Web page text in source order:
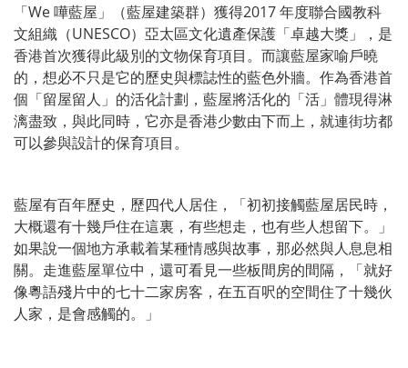
「We 嘩藍屋」（藍屋建築群）獲得2017 年度聯合國教科
文組織（UNESCO）亞太區文化遺產保護「卓越大獎」，是
香港首次獲得此級別的文物保育項目。而讓藍屋家喻戶曉
的，想必不只是它的歷史與標誌性的藍色外牆。作為香港首
個「留屋留人」的活化計劃，藍屋將活化的「活」體現得淋
漓盡致，與此同時，它亦是香港少數由下而上，就連街坊都
可以參與設計的保育項目。
藍屋有百年歷史，歷四代人居住，「初初接觸藍屋居民時，
大概還有十幾戶住在這裏，有些想走，也有些人想留下。」
如果說一個地方承載着某種情感與故事，那必然與人息息相
關。走進藍屋單位中，還可看見一些板間房的間隔，「就好
像粵語殘片中的七十二家房客，在五百呎的空間住了十幾伙
人家，是會感觸的。」